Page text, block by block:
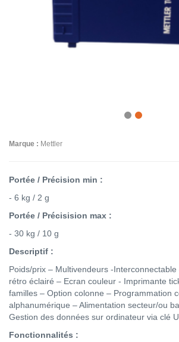
Marque : Mettler
Portée / Précision min :
- 6 kg / 2 g
Portée / Précisision max :
- 30 kg / 10 g
Descriptif :
Poids/prix – Multivendeurs -Interconnectable
rétro éclairé – Ecran couleur - Imprimante
familles – Option colonne – Programmation
alphanumérique – Alimentation secteur/ou
Gestion des données sur ordinateur via clé
Fonctionnalités :